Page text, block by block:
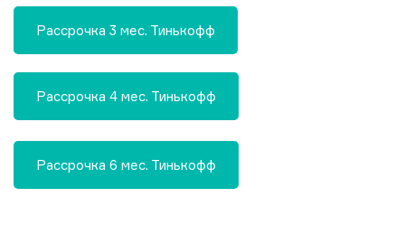
Рассрочка 3 мес. Тинькофф
Рассрочка 4 мес. Тинькофф
Рассрочка 6 мес. Тинькофф